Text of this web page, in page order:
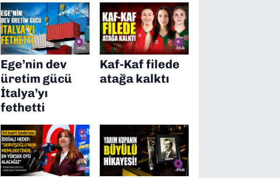
Ege’nin dev
üretim gücü
İtalya’yı
fethetti
Kaf-Kaf filede
atağa kalktı